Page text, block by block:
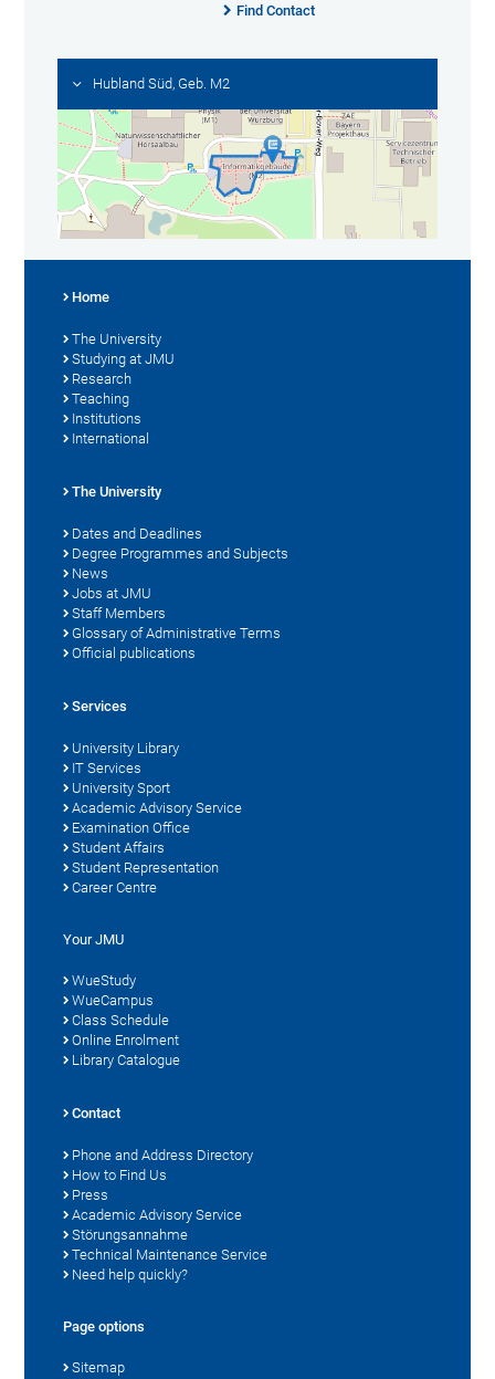
Find Contact
Hubland Süd, Geb. M2
Home
The University
Studying at JMU
Research
Teaching
Institutions
International
The University
Dates and Deadlines
Degree Programmes and Subjects
News
Jobs at JMU
Staff Members
Glossary of Administrative Terms
Official publications
Services
University Library
IT Services
University Sport
Academic Advisory Service
Examination Office
Student Affairs
Student Representation
Career Centre
Your JMU
WueStudy
WueCampus
Class Schedule
Online Enrolment
Library Catalogue
Contact
Phone and Address Directory
How to Find Us
Press
Academic Advisory Service
Störungsannahme
Technical Maintenance Service
Need help quickly?
Page options
Sitemap